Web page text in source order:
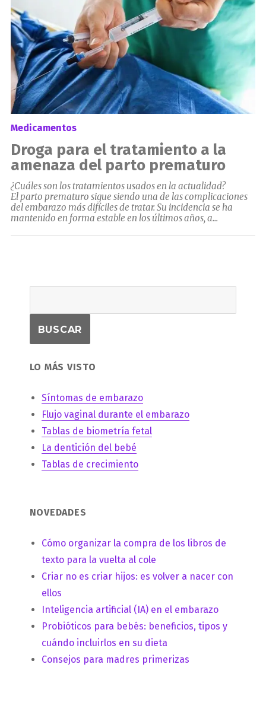
Medicamentos
Droga para el tratamiento a la
amenaza del parto prematuro
¿Cuáles son los tratamientos usados en la actualidad?
El parto prematuro sigue siendo una de las complicaciones
del embarazo más difíciles de tratar. Su incidencia se ha
mantenido en forma estable en los últimos años, a...
LO MÁS VISTO
Síntomas de embarazo
Flujo vaginal durante el embarazo
Tablas de biometría fetal
La dentición del bebé
Tablas de crecimiento
NOVEDADES
Cómo organizar la compra de los libros de
texto para la vuelta al cole
Criar no es criar hijos: es volver a nacer con
ellos
Inteligencia artificial (IA) en el embarazo
Probióticos para bebés: beneficios, tipos y
cuándo incluirlos en su dieta
Consejos para madres primerizas